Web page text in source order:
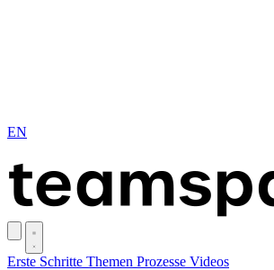
EN
Erste Schritte Themen Prozesse Videos